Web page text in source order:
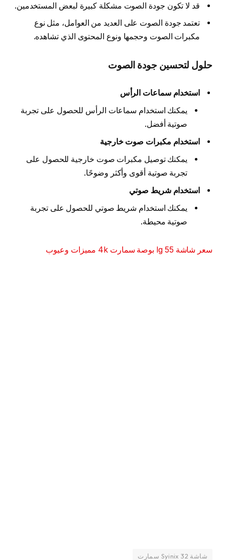
قد لا تكون جودة الصوت مشكلة كبيرة لبعض المستخدمين.
تعتمد جودة الصوت على العديد من العوامل، مثل نوع
مكبرات الصوت وحجمها ونوع المحتوى الذي تشاهده.
حلول لتحسين جودة الصوت
استخدام سماعات الرأس
يمكنك استخدام سماعات الرأس للحصول على تجربة
صوتية أفضل.
استخدام مكبرات صوت خارجية
يمكنك توصيل مكبرات صوت خارجية للحصول على
تجربة صوتية أقوى وأكثر وضوحًا.
استخدام شريط صوتي
يمكنك استخدام شريط صوتي للحصول على تجربة
صوتية محيطة.
سعر شاشة lg 55 بوصة سمارت 4k مميزات وعيوب
شاشة Syinix 32 سمارت